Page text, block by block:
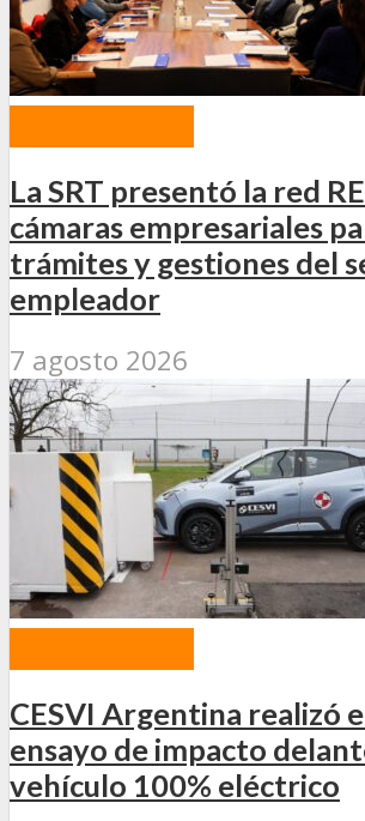
La SRT presentó la red
cámaras empresariales
trámites y gestiones del
empleador
7 agosto 2026
CESVI Argentina realizó
ensayo de impacto
vehículo 100% eléctrico